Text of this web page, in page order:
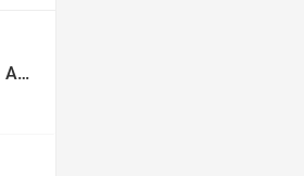
HAMA Câble Audio JACK 3,52 STEREO NR